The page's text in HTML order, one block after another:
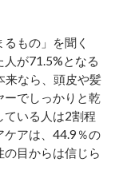
もの」を聞く
が71.5%となる
来なら、頭皮や髪
でしっかりと乾
ている人は2割程
ケアは、44.9％の
目からは信じら